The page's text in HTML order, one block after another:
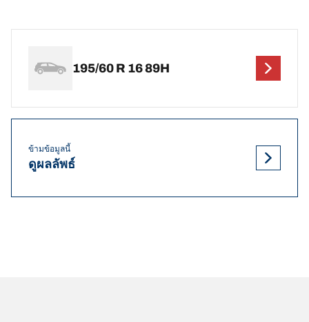
195/60 R 16 89H
ข้ามข้อมูลนี้
ดูผลลัพธ์